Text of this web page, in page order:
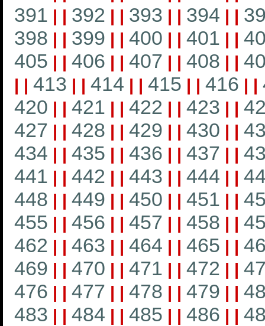
391 | | 392 | | 393 | | 394 | |
398 | | 399 | | 400 | | 401 | |
405 | | 406 | | 407 | | 408 | |
| | 413 | | 414 | | 415 | | 416 | |
420 | | 421 | | 422 | | 423 | |
427 | | 428 | | 429 | | 430 | |
434 | | 435 | | 436 | | 437 | |
441 | | 442 | | 443 | | 444 | |
448 | | 449 | | 450 | | 451 | |
455 | | 456 | | 457 | | 458 | |
462 | | 463 | | 464 | | 465 | |
469 | | 470 | | 471 | | 472 | |
476 | | 477 | | 478 | | 479 | |
483 | | 484 | | 485 | | 486 | |